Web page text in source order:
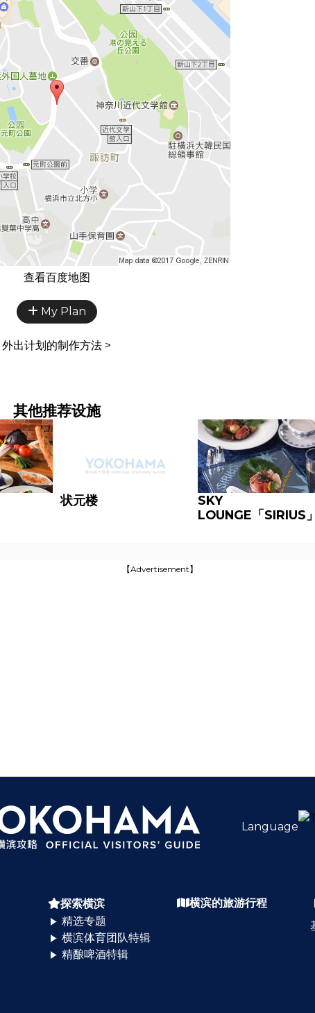
查看百度地图
My Plan
外出计划的制作方法 >
其他推荐设施
状元楼
SKY
LOUNGE「SIRIUS
【Advertisement】
Language
探索横滨
精选专题
横滨体育团队特辑
精酿啤酒特辑
横滨的旅游行程